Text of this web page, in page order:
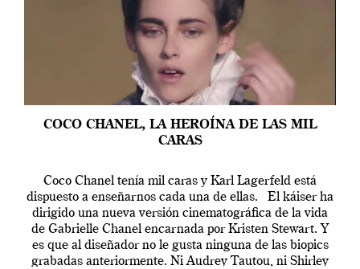
COCO CHANEL, LA HEROÍNA DE LAS MIL
CARAS
Coco Chanel tenía mil caras y Karl Lagerfeld está
dispuesto a enseñarnos cada una de ellas. El káiser ha
dirigido una nueva versión cinematográfica de la vida
de Gabrielle Chanel encarnada por Kristen Stewart. Y
es que al diseñador no le gusta ninguna de las biopics
grabadas anteriormente. Ni Audrey Tautou, ni Shirley